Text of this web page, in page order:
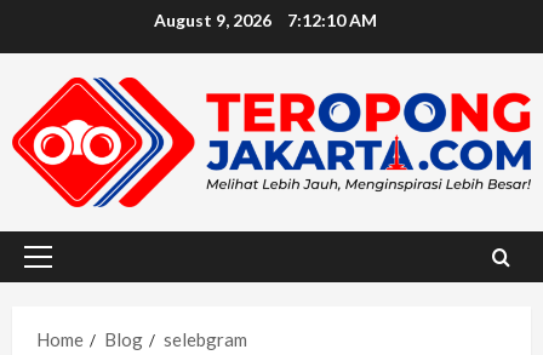
August 9, 2026 7:12:11 AM
Primary
Home
Blog selebgram